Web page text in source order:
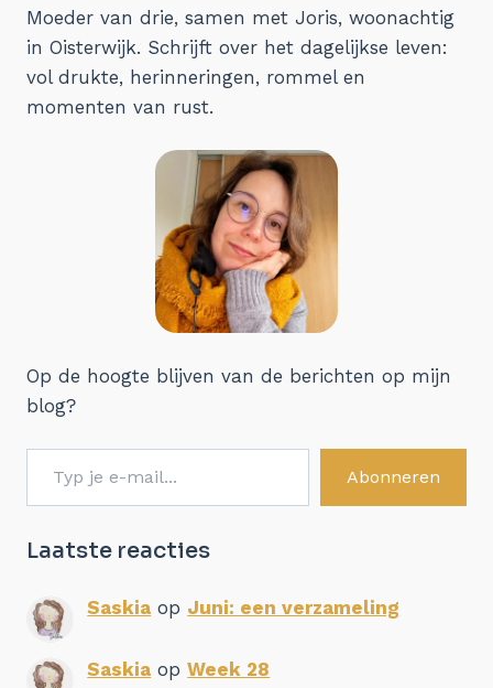
Moeder van drie, samen met Joris, woonachtig
in Oisterwijk. Schrijft over het dagelijkse leven:
vol drukte, herinneringen, rommel en
momenten van rust.
Op de hoogte blijven van de berichten op mijn
blog?
Typ je e-mail...
Abonneren
Laatste reacties
Saskia op Juni: een verzameling
Saskia opWeek 28